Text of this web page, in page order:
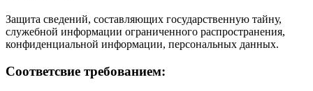
Защита сведений, составляющих государственную тайну,
служебной информации ограниченного распространения,
конфиденциальной информации, персональных данных.
Соответсвие требованием: